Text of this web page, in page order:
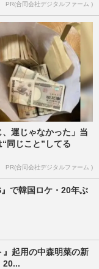
PR(合同会社デジタルファーム )
、運じゃなかった」当
“同じこと”してる
PR(合同会社デジタルファーム )
で韓国ロケ・20年ぶ
』起用の中森明菜の新
20...